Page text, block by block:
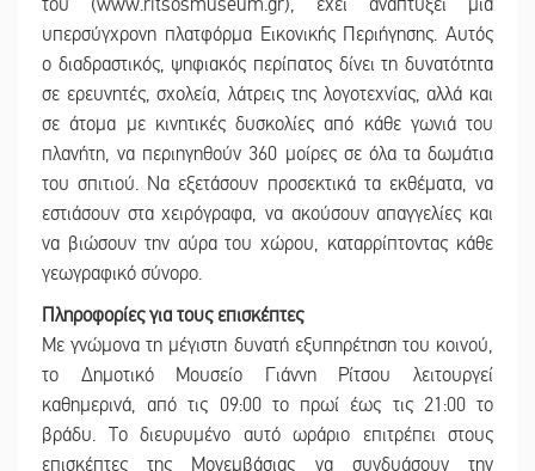
υπερσύγχρονη πλατφόρμα Εικονικής Περιήγησης. Αυτός
ο διαδραστικός, ψηφιακός περίπατος δίνει τη δυνατότητα
σε ερευνητές, σχολεία, λάτρεις της λογοτεχνίας, αλλά και
σε άτομα με κινητικές δυσκολίες από κάθε γωνιά του
πλανήτη, να περιηγηθούν 360 μοίρες σε όλα τα δωμάτια
του σπιτιού. Να εξετάσουν προσεκτικά τα εκθέματα, να
εστιάσουν στα χειρόγραφα, να ακούσουν απαγγελίες και
να βιώσουν την αύρα του χώρου, καταρρίπτοντας κάθε
γεωγραφικό σύνορο.
Πληροφορίες για τους επισκέπτες
Με γνώμονα τη μέγιστη δυνατή εξυπηρέτηση του κοινού,
το Δημοτικό Μουσείο Γιάννη Ρίτσου λειτουργεί
καθημερινά, από τις 09:00 το πρωί έως τις 21:00 το
βράδυ. Το διευρυμένο αυτό ωράριο επιτρέπει στους
επισκέπτες της Μονεμβάσιας να συνδυάσουν την